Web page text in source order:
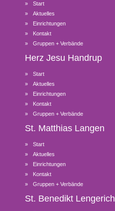
Start
Aktuelles
Einrichtungen
Kontakt
Gruppen + Verbände
Herz Jesu Handrup
Start
Aktuelles
Einrichtungen
Kontakt
Gruppen + Verbände
St. Matthias Langen
Start
Aktuelles
Einrichtungen
Kontakt
Gruppen + Verbände
St. Benedikt Lengerich